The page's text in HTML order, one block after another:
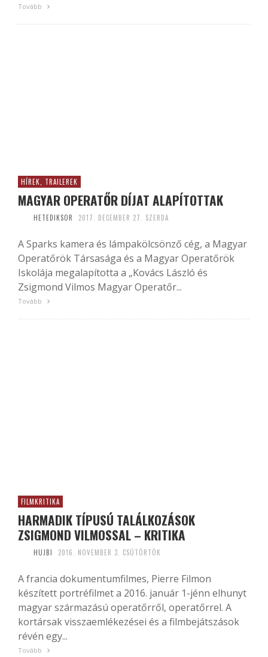
Tovább
HÍREK, TRAILEREK
MAGYAR OPERATŐR DÍJAT ALAPÍTOTTAK
HETEDIKSOR 2017. DECEMBER 27. SZERDA
A Sparks kamera és lámpakölcsönző cég, a Magyar
Operatőrök Társasága és a Magyar Operatőrök
Iskolája megalapította a „Kovács László és
Zsigmond Vilmos Magyar Operatőr...
Tovább
FILMKRITIKA
HARMADIK TÍPUSÚ TALÁLKOZÁSOK
ZSIGMOND VILMOSSAL – KRITIKA
HUJBI 2016. NOVEMBER 3. CSÜTÖRTÖK
A francia dokumentumfilmes, Pierre Filmon
készített portréfilmet a 2016. január 1-jénn elhunyt
magyar származású operatőrről, operatőrrel. A
kortársak visszaemlékezései és a filmbejátszások
révén egy...
Tovább